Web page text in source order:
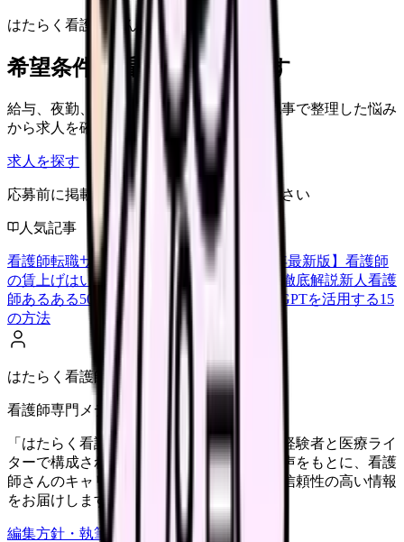
はたらく看護師さん 求人
希望条件で看護師求人を探す
給与、夜勤、休み、ブランクなど、この記事で整理した悩み
から求人を確認できます。
求人を探す
応募前に掲載元の最新情報を確認してください
人気記事
看護師転職サイトランキングTOP5【2026年最新版】 看護師
の賃上げはいくら？2026年度の最新情報を徹底解説新人看護
師あるある50選【共感必至】
看護師がChatGPTを活用する15
の方法
はたらく看護師さん編集部
看護師専門メディア
「はたらく看護師さん」編集部は、看護師経験者と医療ライ
ターで構成されています。現場のリアルな声をもとに、看護
師さんのキャリア・転職・働き方に関する信頼性の高い情報
をお届けします。
編集方針・執筆体制・監修体制を見る